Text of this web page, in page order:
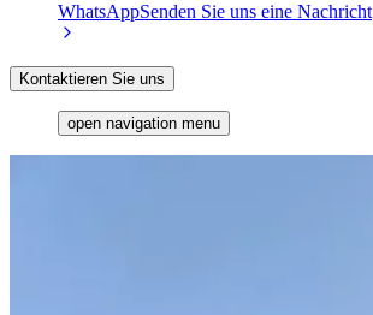
WhatsAppSenden Sie uns eine Nachricht
Kontaktieren Sie uns
open navigation menu